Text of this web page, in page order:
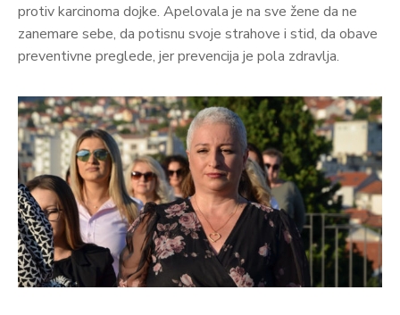
protiv karcinoma dojke. Apelovala je na sve žene da ne
zanemare sebe, da potisnu svoje strahove i stid, da obave
preventivne preglede, jer prevencija je pola zdravlja.